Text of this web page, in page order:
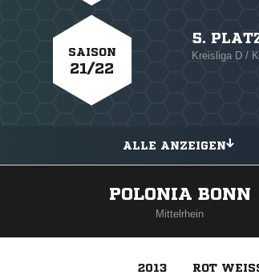
SAISON
21/22
5.
Kreisliga D /
ALLE ANZEIGEN
POLONIA BONN
Mittelrhein
2013 ROT WEISS